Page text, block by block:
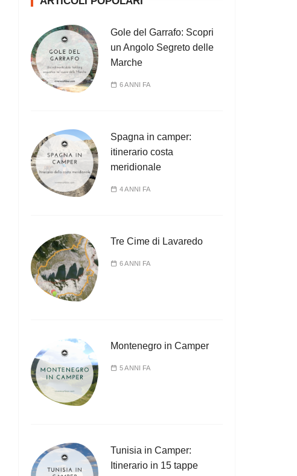
Gole del Garrafo: Scopri
un Angolo Segreto delle
Marche
6 ANNI FA
Spagna in camper:
itinerario costa
meridionale
4 ANNI FA
Tre Cime di Lavaredo
6 ANNI FA
Montenegro in Camper
5 ANNI FA
Tunisia in Camper:
Itinerario in 15 tappe